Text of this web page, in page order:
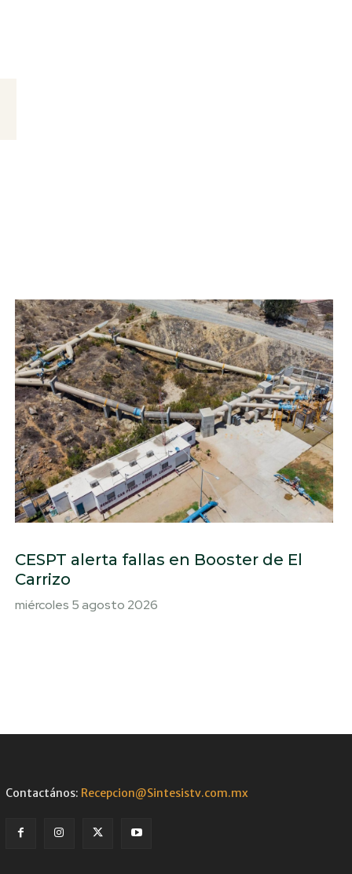
CESPT alerta fallas en Booster de El
Carrizo
miércoles 5 agosto 2026
Contactános: Recepcion@Sintesistv.com.mx